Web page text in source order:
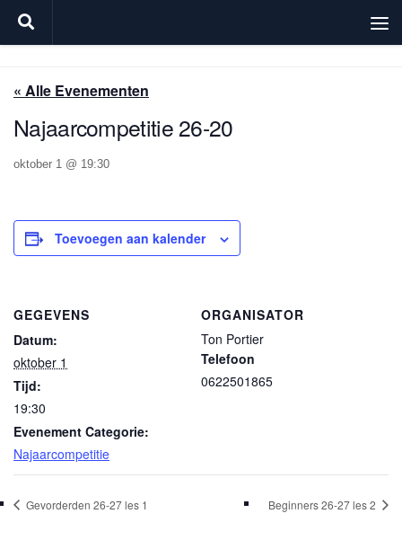
Doorgaan naar inhoud
« Alle Evenementen
Najaarcompetitie 26-20
oktober 1 @ 19:30
Toevoegen aan kalender
GEGEVENS
Datum:
oktober 1
Tijd:
19:30
Evenement Categorie:
Najaarcompetitie
ORGANISATOR
Ton Portier
Telefoon
0622501865
Gevorderden 26-27 les 1 Beginners 26-27 les 2